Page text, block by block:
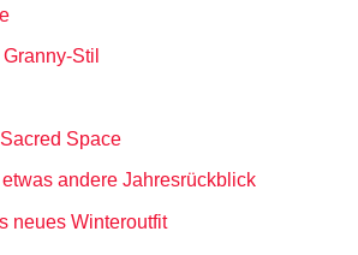
Stil
Space
andere Jahresrückblick
neues Winteroutfit